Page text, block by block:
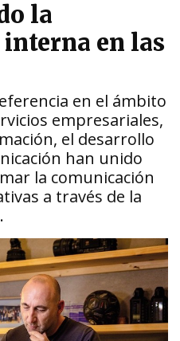
la
en las
en el ámbito
empresariales,
el desarrollo
han unido
la comunicación
a través de la